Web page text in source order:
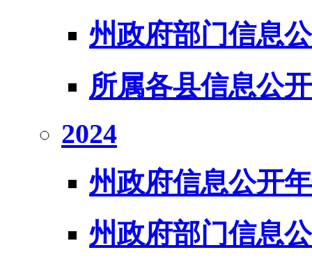
州政府部门信息
所属各县信息公
2024
州政府信息公开
州政府部门信息